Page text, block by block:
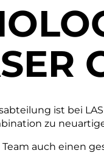
ist bei
zu
auch einen